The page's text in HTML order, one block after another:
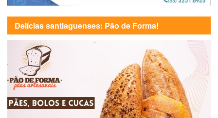
Delícias santiaguenses: Pão de Forma!